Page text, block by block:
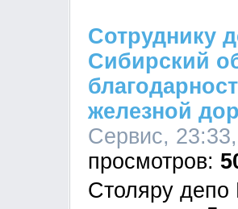
Сотруднику
Сибирский
железной
Сервис,
Столяру депо